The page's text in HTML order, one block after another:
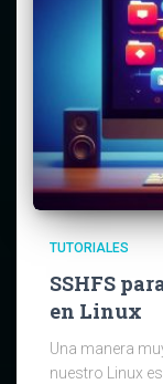
TUTORIALES
SSHFS
en Linux
Una manera
nuestro Linux